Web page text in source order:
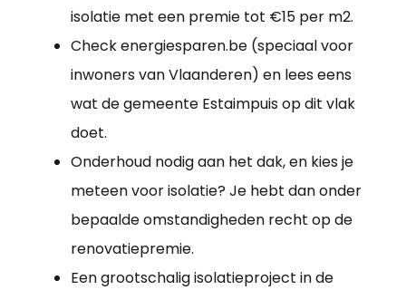
isolatie met een premie tot €15 per m2.
Check energiesparen.be (speciaal voor
inwoners van Vlaanderen) en lees eens
wat de gemeente Estaimpuis op dit vlak
doet.
Onderhoud nodig aan het dak, en kies je
meteen voor isolatie? Je hebt dan onder
bepaalde omstandigheden recht op de
renovatiepremie.
Een grootschalig isolatieproject in de